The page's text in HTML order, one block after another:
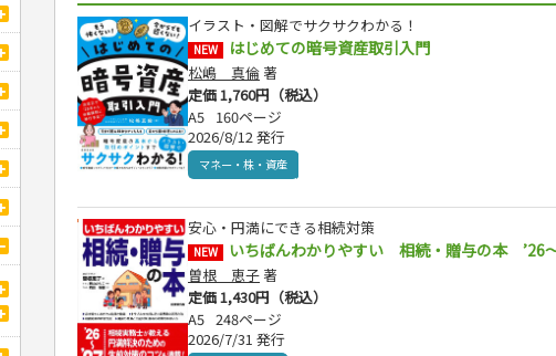
イラスト・図解でサクサクわかる！
NEW はじめての暗号資産取引入門
松嶋 真倫 著
定価 1,760円（税込）
A5 160ページ
2026/8/12 発行
マネー・株・資産
安心・円満にできる相続対策
NEW いちばんわかりやすい 相続・贈与の本 ’26
曽根 恵子 著
定価 1,430円（税込）
A5 248ページ
2026/7/31 発行